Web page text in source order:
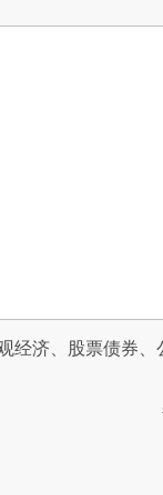
经济、股票债券